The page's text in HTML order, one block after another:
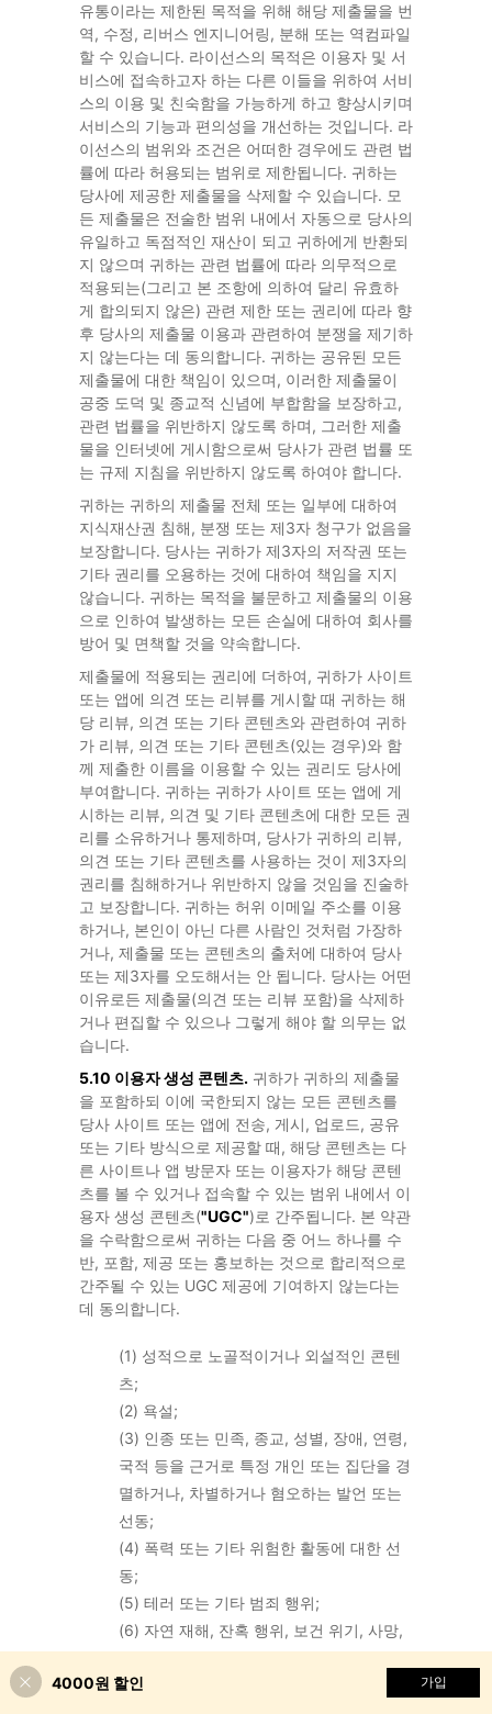
유통이라는 제한된 목적을 위해 해당 제출물을 번
역, 수정, 리버스 엔지니어링, 분해 또는 역컴파일
할 수 있습니다. 라이선스의 목적은 이용자 및 서
비스에 접속하고자 하는 다른 이들을 위하여 서비
스의 이용 및 친숙함을 가능하게 하고 향상시키며
서비스의 기능과 편의성을 개선하는 것입니다. 라
이선스의 범위와 조건은 어떠한 경우에도 관련 법
률에 따라 허용되는 범위로 제한됩니다. 귀하는
당사에 제공한 제출물을 삭제할 수 있습니다. 모
든 제출물은 전술한 범위 내에서 자동으로 당사의
유일하고 독점적인 재산이 되고 귀하에게 반환되
지 않으며 귀하는 관련 법률에 따라 의무적으로
적용되는(그리고 본 조항에 의하여 달리 유효하
게 합의되지 않은) 관련 제한 또는 권리에 따라 향
후 당사의 제출물 이용과 관련하여 분쟁을 제기하
지 않는다는 데 동의합니다. 귀하는 공유된 모든
제출물에 대한 책임이 있으며, 이러한 제출물이
공중 도덕 및 종교적 신념에 부합함을 보장하고,
관련 법률을 위반하지 않도록 하며, 그러한 제출
물을 인터넷에 게시함으로써 당사가 관련 법률 또
는 규제 지침을 위반하지 않도록 하여야 합니다.
귀하는 귀하의 제출물 전체 또는 일부에 대하여
지식재산권 침해, 분쟁 또는 제3자 청구가 없음을
보장합니다. 당사는 귀하가 제3자의 저작권 또는
기타 권리를 오용하는 것에 대하여 책임을 지지
않습니다. 귀하는 목적을 불문하고 제출물의 이용
으로 인하여 발생하는 모든 손실에 대하여 회사를
방어 및 면책할 것을 약속합니다.
제출물에 적용되는 권리에 더하여, 귀하가 사이트
또는 앱에 의견 또는 리뷰를 게시할 때 귀하는 해
당 리뷰, 의견 또는 기타 콘텐츠와 관련하여 귀하
가 리뷰, 의견 또는 기타 콘텐츠(있는 경우)와 함
께 제출한 이름을 이용할 수 있는 권리도 당사에
부여합니다. 귀하는 귀하가 사이트 또는 앱에 게
시하는 리뷰, 의견 및 기타 콘텐츠에 대한 모든 권
리를 소유하거나 통제하며, 당사가 귀하의 리뷰,
의견 또는 기타 콘텐츠를 사용하는 것이 제3자의
권리를 침해하거나 위반하지 않을 것임을 진술하
고 보장합니다. 귀하는 허위 이메일 주소를 이용
하거나, 본인이 아닌 다른 사람인 것처럼 가장하
거나, 제출물 또는 콘텐츠의 출처에 대하여 당사
또는 제3자를 오도해서는 안 됩니다. 당사는 어떤
이유로든 제출물(의견 또는 리뷰 포함)을 삭제하
거나 편집할 수 있으나 그렇게 해야 할 의무는 없
습니다.
5.10 이용자 생성 콘텐츠.귀하가 귀하의 제출물
을 포함하되 이에 국한되지 않는 모든 콘텐츠를
당사 사이트 또는 앱에 전송, 게시, 업로드, 공유
또는 기타 방식으로 제공할 때, 해당 콘텐츠는 다
른 사이트나 앱 방문자 또는 이용자가 해당 콘텐
츠를 볼 수 있거나 접속할 수 있는 범위 내에서 이
용자 생성 콘텐츠("UGC")로 간주됩니다. 본 약관
을 수락함으로써 귀하는 다음 중 어느 하나를 수
반, 포함, 제공 또는 홍보하는 것으로 합리적으로
간주될 수 있는 UGC 제공에 기여하지 않는다는
데 동의합니다.
(1) 성적으로 노골적이거나 외설적인 콘텐
츠;
(2) 욕설;
(3) 인종 또는 민족, 종교, 성별, 장애, 연령,
국적 등을 근거로 특정 개인 또는 집단을 경
멸하거나, 차별하거나 혐오하는 발언 또는
선동;
(4) 폭력 또는 기타 위험한 활동에 대한 선
동;
(5) 테러 또는 기타 범죄 행위;
(6) 자연 재해, 잔혹 행위, 보건 위기, 사망,
갈등 또는 기타 비극적 사건과 관련된 무신
경하거나 공격적인 발언;
4000원 할인 가입